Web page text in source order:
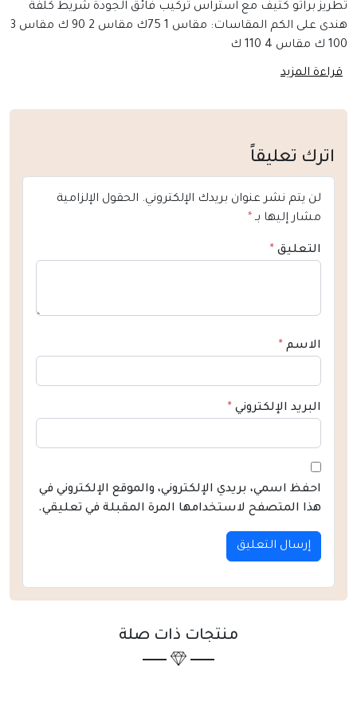
تطريز براتو كثيف مع استراس تركيب فائق الجودة شريط كلفة
هندى على الكم المقاسات: مقاس 1 75ك مقاس 2 90 ك مقاس 3
100 ك مقاس 4 110 ك
قراءة المزيد
اترك تعليقاً
لن يتم نشر عنوان بريدك الإلكتروني. الحقول الإلزامية
مشار إليها بـ *
التعليق *
الاسم *
البريد الإلكتروني *
احفظ اسمي، بريدي الإلكتروني، والموقع الإلكتروني في
هذا المتصفح لاستخدامها المرة المقبلة في تعليقي.
منتجات ذات صلة